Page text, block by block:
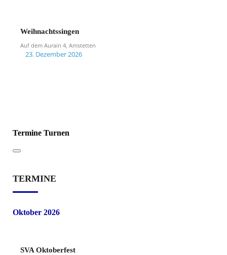
Weihnachtssingen
Auf dem Aurain 4, Amstetten
23. Dezember 2026
Termine Turnen
TERMINE
Oktober 2026
SVA Oktoberfest